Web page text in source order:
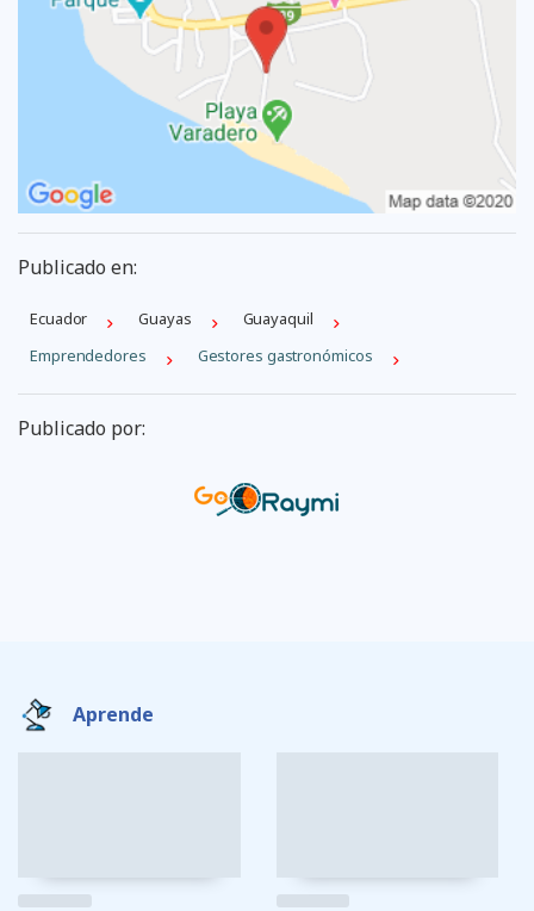
Publicado en:
Ecuador Guayas
Guayaquil
Emprendedores
Gestores gastronómicos
Publicado por:
Aprende